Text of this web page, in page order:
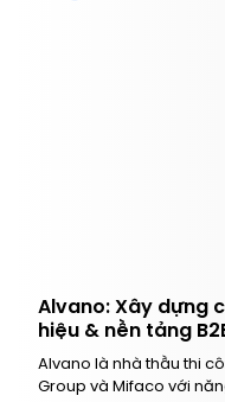
Alvano: Xây dựng
hiệu & nền tảng
Alvano là nhà thầu thi
Group và Mifaco với